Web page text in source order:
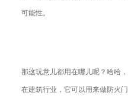
可能性。
那这玩意儿都用在哪儿呢？哈哈
在建筑行业，它可以用来做防火